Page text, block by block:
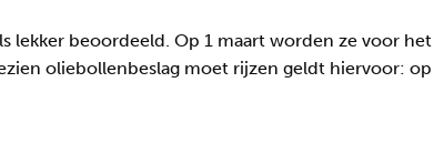
lekker beoordeeld. Op 1 maart worden ze voor
oliebollenbeslag moet rijzen geldt hiervoor: op